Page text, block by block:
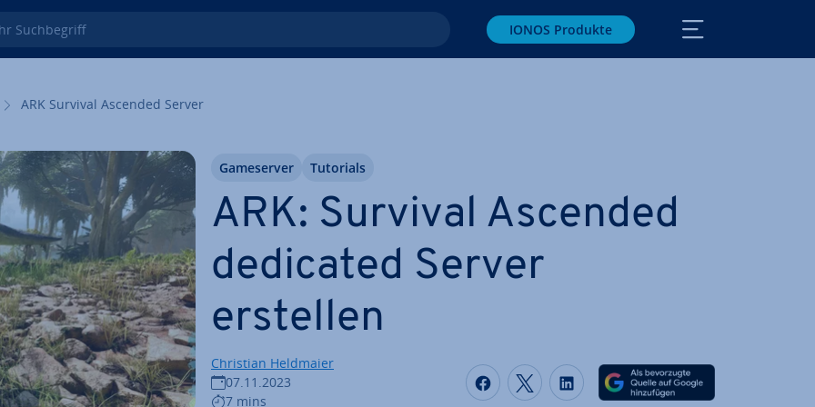
Such­be­griff IONOS Produkte
ARK Survival Ascended Server
ARK: Survival Ascended
dedicated Server
erstellen
Christian Heldmaier
07.11.2023
7 mins
Auf Facebook teilen
Auf Twitter teilen
Auf LinkedIn teilen
Game­ser­ver Tutorials